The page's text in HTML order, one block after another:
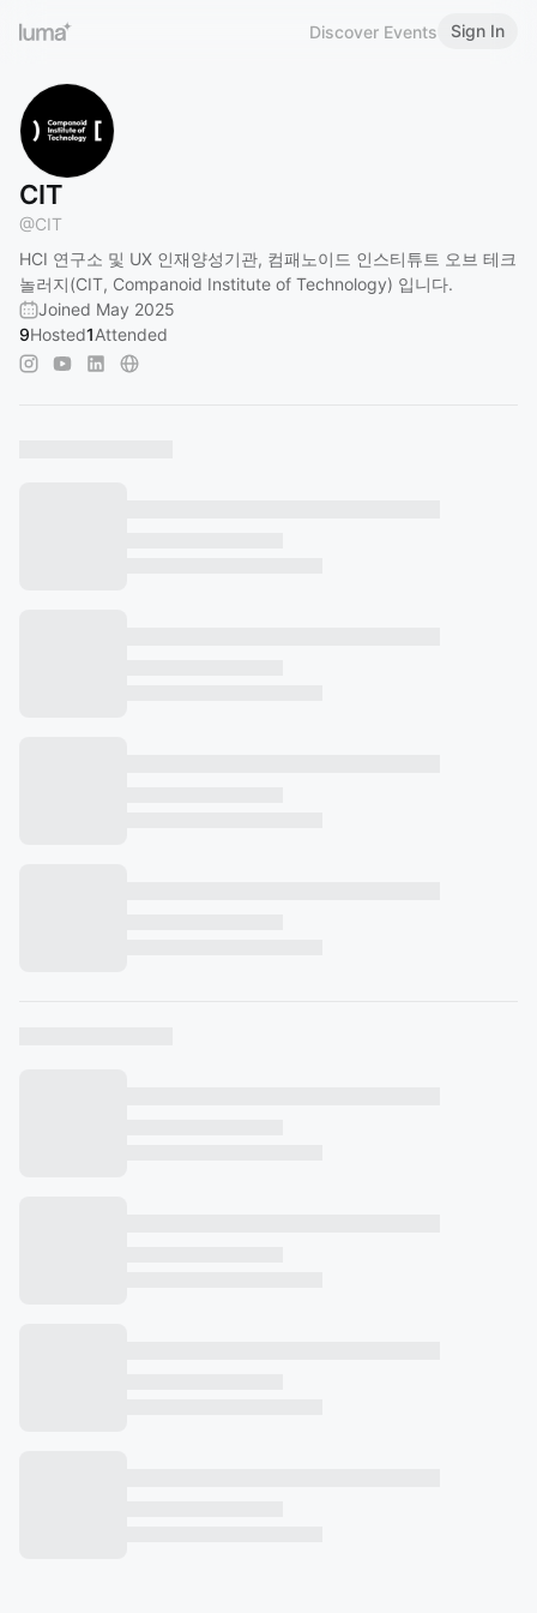
Discover Events Sign In
CIT
@CIT
HCI 연구소 및 UX 인재양성기관, 컴패노이드 인스티튜트 오브 테크
놀러지(CIT, Companoid Institute of Technology) 입니다.
Joined May 2025
9Hosted1Attended